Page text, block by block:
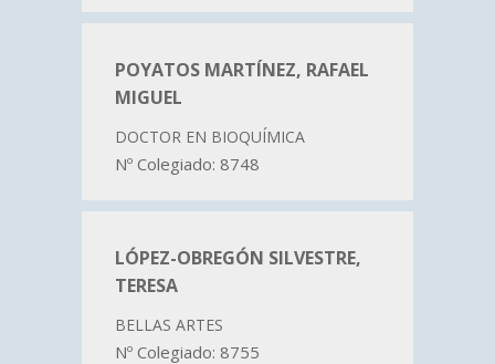
POYATOS MARTÍNEZ, RAFAEL
MIGUEL
DOCTOR EN BIOQUÍMICA
Nº Colegiado: 8748
LÓPEZ-OBREGÓN SILVESTRE,
TERESA
BELLAS ARTES
Nº Colegiado: 8755